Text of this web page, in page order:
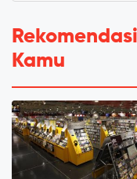
Kamu